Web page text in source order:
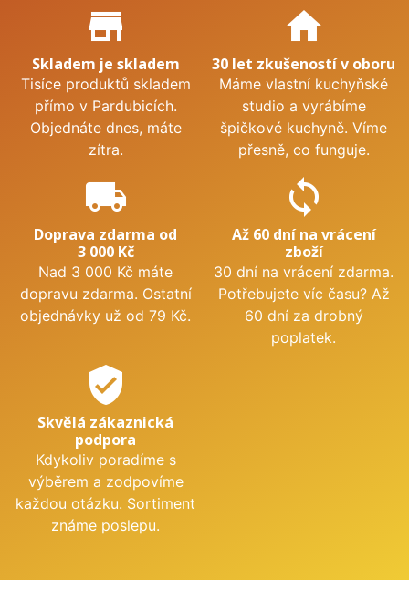
Proč nakupovat u nás?
store_mall_directory
Skladem je skladem
Tisíce produktů skladem
přímo v Pardubicích.
Objednáte dnes, máte
zítra.
home
30 let zkušeností v oboru
Máme vlastní kuchyňské
studio a vyrábíme
špičkové kuchyně. Víme
přesně, co funguje.
local_shipping
Doprava zdarma od
3 000 Kč
Nad 3 000 Kč máte
dopravu zdarma. Ostatní
objednávky už od 79 Kč.
sync
Až 60 dní na vrácení
zboží
30 dní na vrácení zdarma.
Potřebujete víc času? Až
60 dní za drobný
poplatek.
verified_user
Skvělá zákaznická
podpora
Kdykoliv poradíme s
výběrem a zodpovíme
každou otázku. Sortiment
známe poslepu.